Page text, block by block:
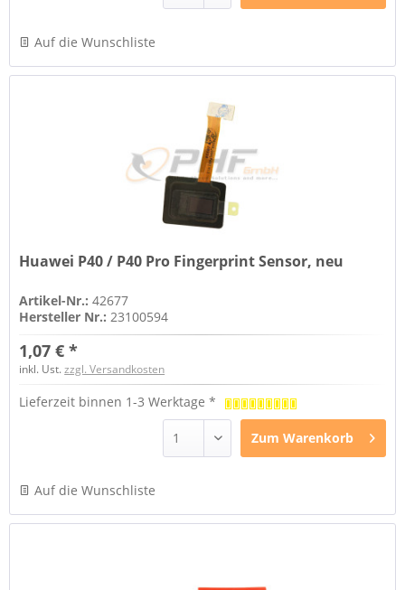
Auf die Wunschliste
Huawei P40 / P40 Pro Fingerprint Sensor, neu
Artikel-Nr.:42677
Hersteller Nr.:23100594
1,07 € *
inkl. Ust.zzgl. Versandkosten
Lieferzeit binnen 1-3 Werktage *
Zum Warenkorb
Auf die Wunschliste